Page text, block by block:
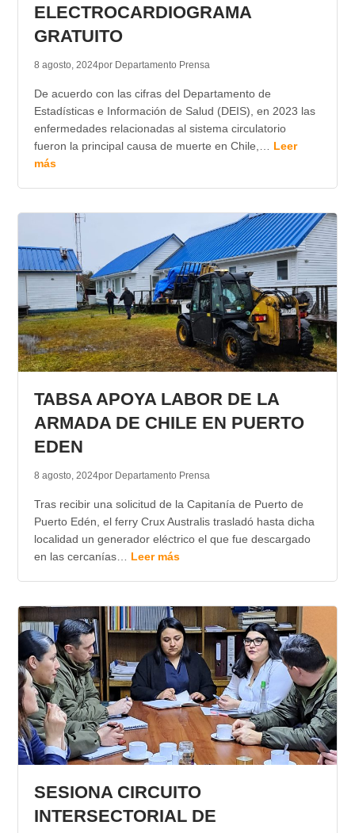
ELECTROCARDIOGRAMA
GRATUITO
8 agosto, 2024por Departamento Prensa
De acuerdo con las cifras del Departamento de
Estadísticas e Información de Salud (DEIS), en 2023 las
enfermedades relacionadas al sistema circulatorio
fueron la principal causa de muerte en Chile,… Leer
más
TABSA APOYA LABOR DE LA
ARMADA DE CHILE EN PUERTO
EDEN
8 agosto, 2024por Departamento Prensa
Tras recibir una solicitud de la Capitanía de Puerto de
Puerto Edén, el ferry Crux Australis trasladó hasta dicha
localidad un generador eléctrico el que fue descargado
en las cercanías… Leer más
SESIONA CIRCUITO
INTERSECTORIAL DE